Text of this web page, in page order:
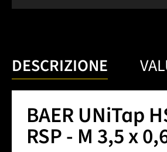
DESCRIZIONE
BAER UNiTap
RSP - M 3,5 x